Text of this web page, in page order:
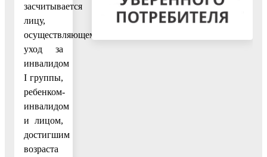
засчитывается
лицу,
осуществляющему
уход за
инвалидом
I группы,
ребенком-
инвалидом
и лицом,
достигшим
возраста